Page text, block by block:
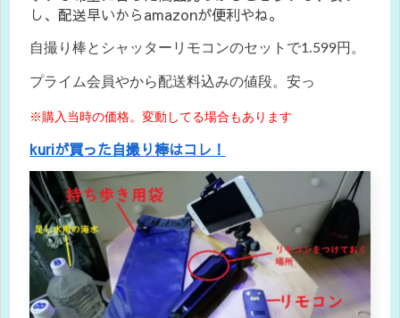
し、配送早いからamazonが便利やね。
自撮り棒とシャッターリモコンのセットで1.599円。
プライム会員やから配送料込みの値段。安っ
※購入当時の価格。変動してる場合もあります
kuriが買った自撮り棒はコレ！